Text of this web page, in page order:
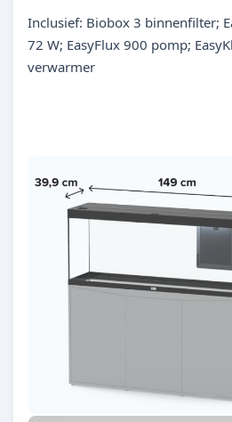
Inclusief: Biobox 3 binnenfilter;
72 W; EasyFlux 900 pomp;
verwarmer